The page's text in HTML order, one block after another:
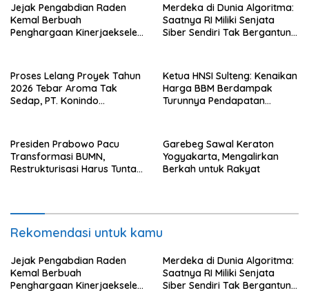
Jejak Pengabdian Raden
Kemal Berbuah
Penghargaan Kinerjaekselen
Merdeka di Dunia Algoritma:
Saatnya RI Miliki Senjata
Siber Sendiri Tak Bergantung
Proses Lelang Proyek Tahun
2026 Tebar Aroma Tak
Sedap, PT. Konindo
Ketua HNSI Sulteng: Kenaikan
Harga BBM Berdampak
Turunnya Pendapatan
Presiden Prabowo Pacu
Transformasi BUMN,
Restrukturisasi Harus Tuntas
Garebeg Sawal Keraton
Yogyakarta, Mengalirkan
Berkah untuk Rakyat
Rekomendasi untuk kamu
Jejak Pengabdian Raden
Kemal Berbuah
Penghargaan Kinerjaekselen
Merdeka di Dunia Algoritma:
Saatnya RI Miliki Senjata
Siber Sendiri Tak Bergantung